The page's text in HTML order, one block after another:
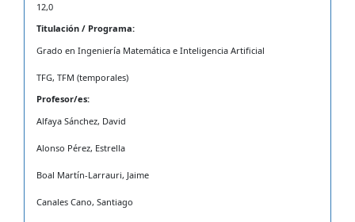
12,0
Titulación / Programa:
Grado en Ingeniería Matemática e Inteligencia Artificial
TFG, TFM (temporales)
Profesor/es:
Alfaya Sánchez, David
Alonso Pérez, Estrella
Boal Martín-Larrauri, Jaime
Canales Cano, Santiago